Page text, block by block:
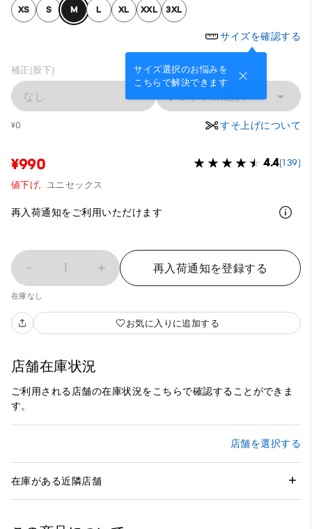
XS S M L XL XXL 3XL
サイズを確認する
サイズ選択のお悩みを
こちらで解決できます
補正(股下)
なし レングス未選択
¥0 すそ上げについて
¥990 4.4(139)
値下げ, ユニセックス
再入荷通知をご利用いただけます
1 再入荷通知を登録する
在庫なし
お気に入りに追加する
店舗在庫状況
ご利用される店舗の在庫状況をこちらで確認することができま
す。
店舗を選択する
在庫がある近隣店舗